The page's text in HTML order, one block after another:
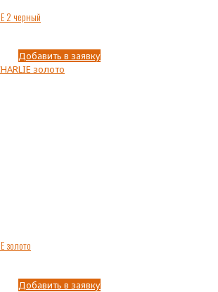
2 черный
Добавить в заявку
золото
Добавить в заявку